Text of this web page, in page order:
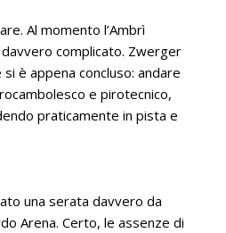
Al momento l’Ambrì
complicato. Zwerger
è appena concluso: andare
e pirotecnico,
praticamente in pista e
una serata davvero da
Arena. Certo, le assenze di